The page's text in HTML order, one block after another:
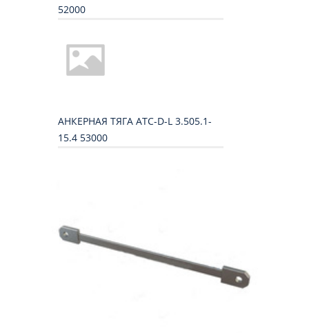
52000
АНКЕРНАЯ ТЯГА ATС-D-L 3.505.1-
15.4 53000